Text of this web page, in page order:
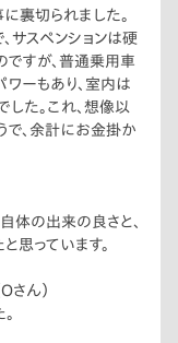
裏切られました。
サスペンションは硬
ですが、普通乗用車
ーもあり、室内は
た。これ、想像以
で、余計にお金掛か
体の出来の良さと、
思っています。
さん）